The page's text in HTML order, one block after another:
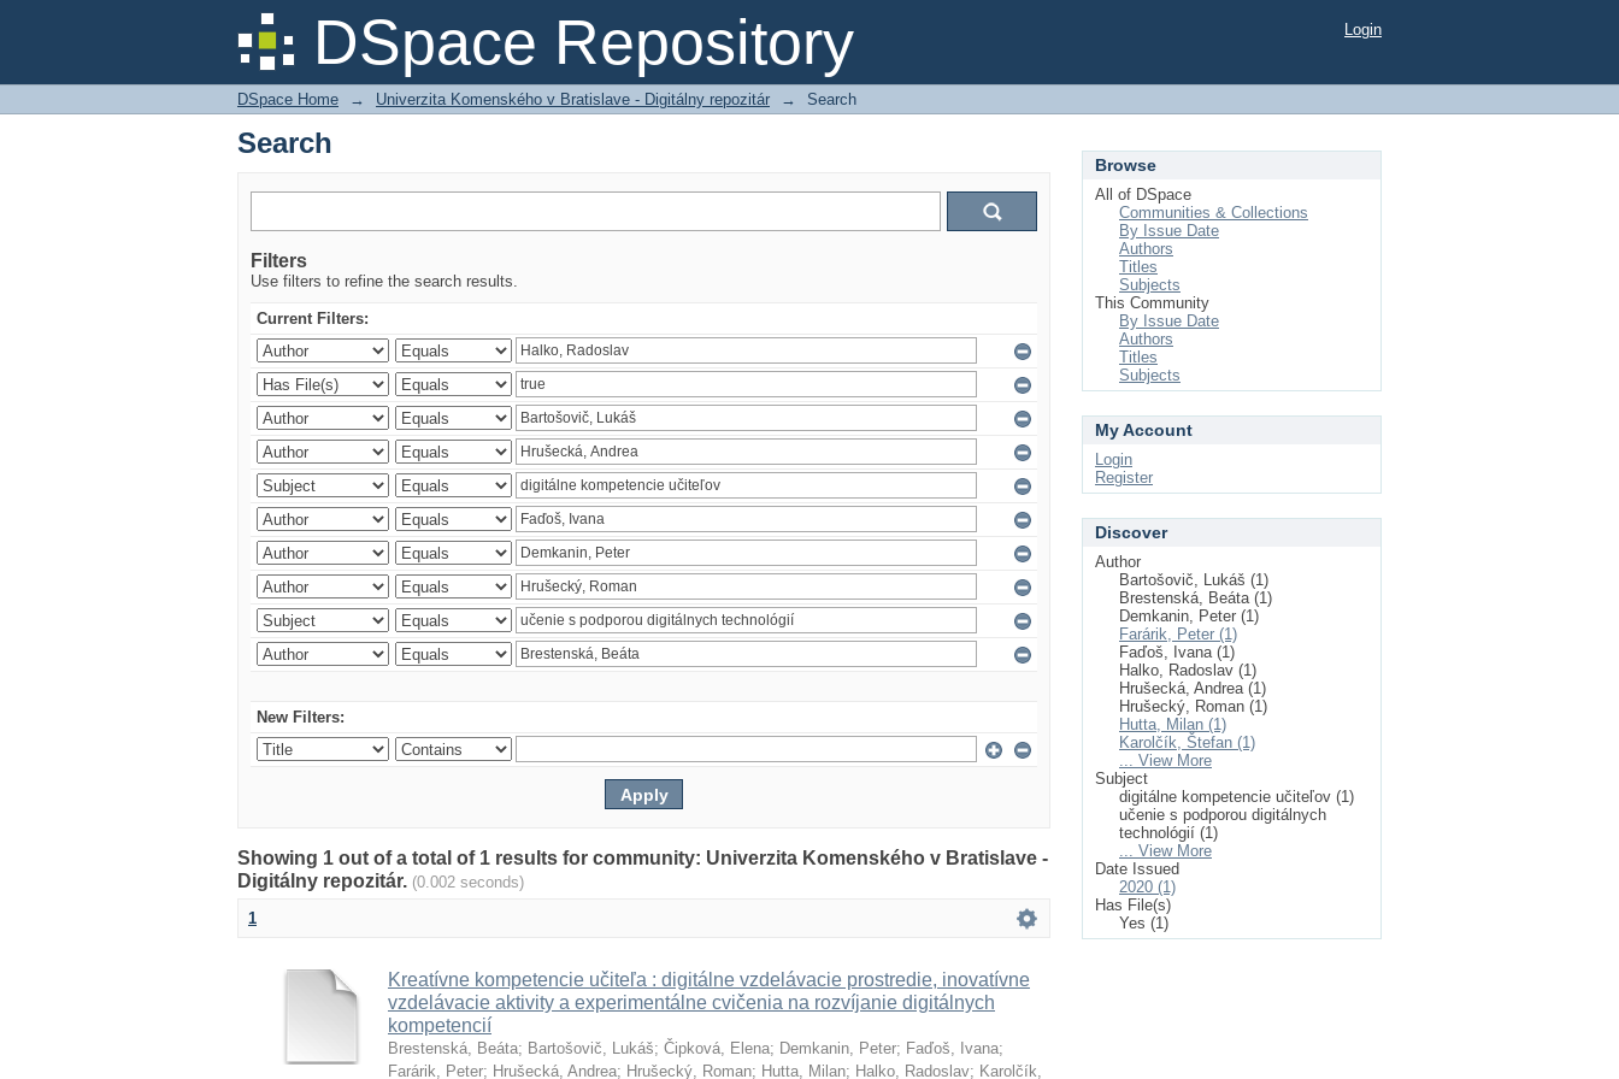
DSpace Repository
Search Login
DSpace Home → Univerzita Komenského v Bratislave - Digitálny repozitár → Search
Search
Filters
Use filters to refine the search results.
Current Filters:
New Filters:
Showing 1 out of a total of 1 results for community: Univerzita Komenského v Bratislave -
Digitálny repozitár. (0.002 seconds)
1
Kreatívne kompetencie učiteľa : digitálne vzdelávacie prostredie, inovatívne
vzdelávacie aktivity a experimentálne cvičenia na rozvíjanie digitálnych
kompetencií
Brestenská, Beáta; Bartošovič, Lukáš; Čipková, Elena; Demkanin, Peter; Faďoš, Ivana;
Farárik, Peter; Hrušecká, Andrea; Hrušecký, Roman; Hutta, Milan; Halko, Radoslav; Karolčík,
Browse
All of DSpace
Communities & Collections
By Issue Date
Authors
Titles
Subjects
This Community
By Issue Date
Authors
Titles
Subjects
My Account
Login
Register
Discover
Author
Bartošovič, Lukáš (1)
Brestenská, Beáta (1)
Demkanin, Peter (1)
Farárik, Peter (1)
Faďoš, Ivana (1)
Halko, Radoslav (1)
Hrušecká, Andrea (1)
Hrušecký, Roman (1)
Hutta, Milan (1)
Karolčík, Štefan (1)
... View More
Subject
digitálne kompetencie učiteľov (1)
učenie s podporou digitálnych
technológií (1)
... View More
Date Issued
2020 (1)
Has File(s)
Yes (1)